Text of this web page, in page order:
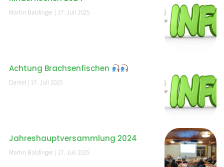
Martin Baldinger 17. Juli 2025
Achtung Brachsenfischen
Daniel 17. Juli 2025
Jahreshauptversammlung 2024
Martin Baldinger 17. Juli 2025